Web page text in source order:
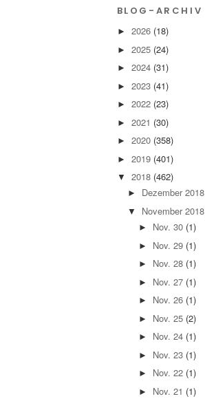
BLOG-ARCHIV
► 2026 (18)
► 2025 (24)
► 2024 (31)
► 2023 (41)
► 2022 (23)
► 2021 (30)
► 2020 (358)
► 2019 (401)
▼ 2018 (462)
► Dezember 2018
▼ November 2018
► Nov. 30 (1)
► Nov. 29 (1)
► Nov. 28 (1)
► Nov. 27 (1)
► Nov. 26 (1)
► Nov. 25 (2)
► Nov. 24 (1)
► Nov. 23 (1)
► Nov. 22 (1)
► Nov. 21 (1)